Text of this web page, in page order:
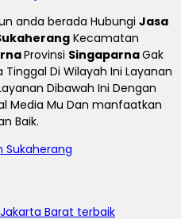
anda berada Hubungi Jasa
Kecamatan
Provinsi SingaparnaGak
Tinggal Di Wilayah Ini Layanan
Dibawah Ini Dengan
Media Mu Dan manfaatkan
Baik.
Sukaherang